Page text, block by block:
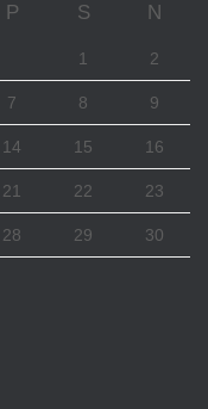
P S N
1 2
7 8 9
14 15 16
21 22 23
28 29 30